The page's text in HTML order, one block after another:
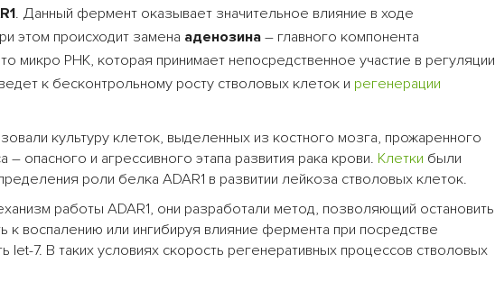
. Данный фермент оказывает значительное влияние в ходе
этом происходит замена аденозина – главного компонента
микро РНК, которая принимает непосредственное участие в регуляции
к бесконтрольному росту стволовых клеток и регенерации
культуру клеток, выделенных из костного мозга, прожаренного
опасного и агрессивного этапа развития рака крови. Клетки были
роли белка ADAR1 в развитии лейкоза стволовых клеток.
работы ADAR1, они разработали метод, позволяющий остановить
к воспалению или ингибируя влияние фермента при посредстве
let-7. В таких условиях скорость регенеративных процессов стволовых